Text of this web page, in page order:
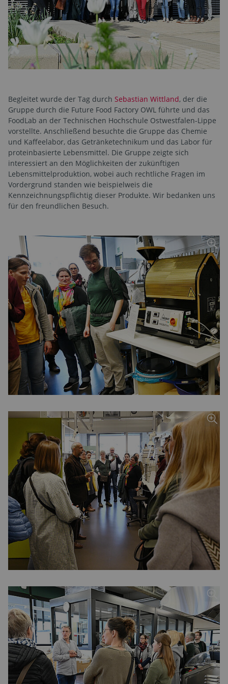
Begleitet wurde der Tag durch Sebastian Wittland, der die
Gruppe durch die Future Food Factory OWL führte und das
FoodLab an der Technischen Hochschule Ostwestfalen-Lippe
vorstellte. Anschließend besuchte die Gruppe das Chemie
und Kaffeelabor, das Getränketechnikum und das Labor für
proteinbasierte Lebensmittel. Die Gruppe zeigte sich
interessiert an den Möglichkeiten der zukünftigen
Lebensmittelproduktion, wobei auch rechtliche Fragen im
Vordergrund standen wie beispielweis die
Kennzeichnungspflichtig dieser Produkte. Wir bedanken uns
für den freundlichen Besuch.